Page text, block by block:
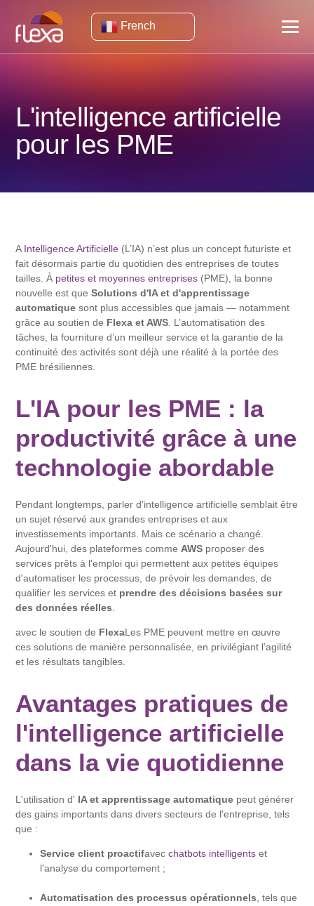
French
L'intelligence artificielle
pour les PME
A Intelligence Artificielle (L’IA) n’est plus un concept futuriste et
fait désormais partie du quotidien des entreprises de toutes
tailles. À petites et moyennes entreprises (PME), la bonne
nouvelle est queSolutions d'IA et d'apprentissage
automatique sont plus accessibles que jamais — notamment
grâce au soutien de Flexa et AWS . L’automatisation des
tâches, la fourniture d’un meilleur service et la garantie de la
continuité des activités sont déjà une réalité à la portée des
PME brésiliennes.
L'IA pour les PME : la
productivité grâce à une
technologie abordable
Pendant longtemps, parler d’intelligence artificielle semblait être
un sujet réservé aux grandes entreprises et aux
investissements importants. Mais ce scénario a changé.
Aujourd'hui, des plateformes comme AWS proposer des
services prêts à l'emploi qui permettent aux petites équipes
d'automatiser les processus, de prévoir les demandes, de
qualifier les services et prendre des décisions basées sur
des données réelles
avec le soutien de FlexaLes PME peuvent mettre en œuvre
ces solutions de manière personnalisée, en privilégiant l’agilité
et les résultats tangibles.
Avantages pratiques de
l'intelligence artificielle
dans la vie quotidienne
L'utilisation d' IA et apprentissage automatique peut générer
des gains importants dans divers secteurs de l'entreprise, tels
que :
Service client proactifavecchatbots intelligents et
l'analyse du comportement ;
Automatisation des processus opérationnels , tels que